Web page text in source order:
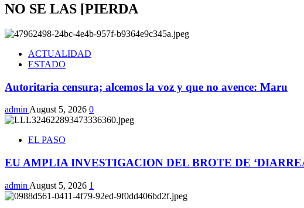
NO SE LAS [PIERDA
ACTUALIDAD
ESTADO
Autoritaria censura; alcemos la voz y que no avence: Maru
admin August 5, 2026 0
EL PASO
EU AMPLIA INVESTIGACION DEL BROTE DE
admin August 5, 2026 1